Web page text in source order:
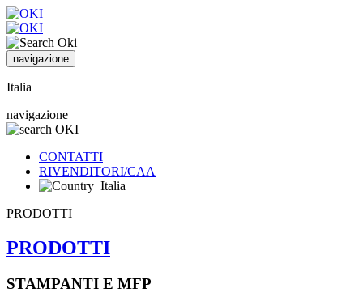
navigazione
Italia
navigazione
CONTATTI
RIVENDITORI/CAA
Italia
PRODOTTI
PRODOTTI
STAMPANTI E MFP